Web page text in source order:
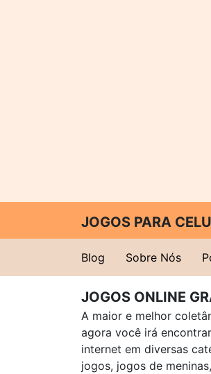
JOGOS PARA
Blog Sobre Nós
JOGOS ONLINE
A maior e melhor
agora você irá
internet em diversas
jogos, jogos de